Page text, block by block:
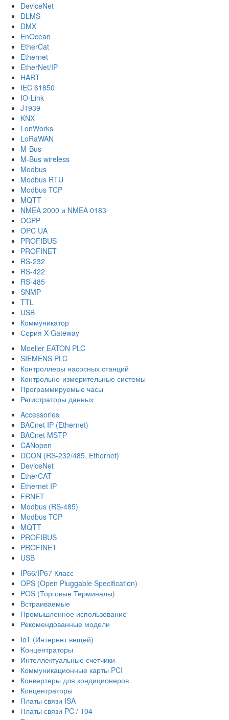
DeviceNet
DLMS
DMX
EnOcean
EtherCat
Ethernet
EtherNet/IP
HART
IEC 61850
IO-Link
J1939
KNX
LonWorks
LoRaWAN
M-Bus
M-Bus wireless
Modbus
Modbus RTU
Modbus TCP
MQTT
NMEA 2000 и NMEA 0183
OCPP
OPC UA
PROFIBUS
PROFINET
RS-232
RS-422
RS-485
SNMP
TTL
USB
Коммуникатор
Серия X-Gateway
Moeller EATON PLC
SIEMENS PLC
Контроллеры насосных станций
Контрольно-измерительные системы
Программируемые часы
Регистраторы данных
Accessories
BACnet IP (Ethernet)
BACnet MSTP
CANopen
DCON (RS-232/485, Ethernet)
DeviceNet
EtherCAT
Ethernet IP
FRNET
Modbus (RS-485)
Modbus TCP
MQTT
PROFIBUS
PROFINET
USB
IP66/IP67 Класс
OPS (Open Pluggable Specification)
POS (Торговые Терминалы)
Встраиваемые
Промышленное использование
Рекомендованные модели
IoT (Интернет вещей)
Kонцентраторы
Интеллектуальные счетчики
Коммуникационные карты PCI
Конвертеры для кондиционеров
Концентраторы
Платы связи ISA
Платы связи PC / 104